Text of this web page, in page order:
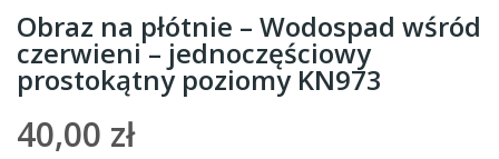
Obraz na płótnie – Wodospad wśród
czerwieni – jednoczęściowy
prostokątny poziomy KN973
40,00 zł